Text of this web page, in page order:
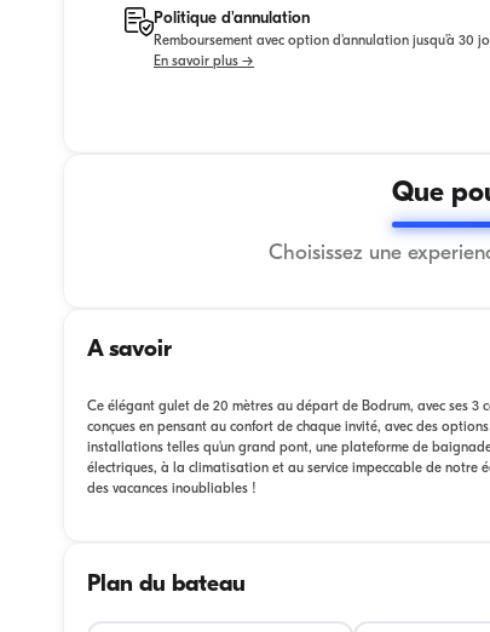
Politique d'annulation
Remboursement avec option d'annulation jusqu'à 30
En savoir plus →
Que
Choisissez une
A savoir
Ce élégant gulet de 20 mètres au départ de Bodrum, avec ses 3
conçues en pensant au confort de chaque invité, avec des
installations telles qu'un grand pont, une plateforme de
électriques, à la climatisation et au service impeccable de notre
des vacances inoubliables !
Plan du bateau